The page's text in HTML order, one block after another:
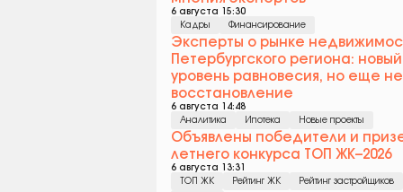
6 августа 15:30
Кадры
Финансирование
Эксперты о рынке
Петербургского региона: новый
уровень равновесия, но еще не
восстановление
6 августа 14:48
Аналитика
Ипотека Новые проекты
Объявлены победители и
летнего конкурса ТОП ЖК–2026
6 августа 13:31
ТОП ЖК
Рейтинг ЖК
Рейтинг застройщиков